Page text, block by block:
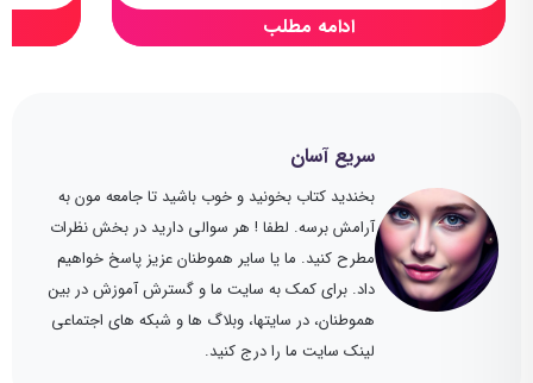
سریع آسان
بخندید کتاب بخونید و خوب باشید تا جامعه مون به
آرامش برسه. لطفا ! هر سوالی دارید در بخش نظرات
مطرح کنید. ما یا سایر هموطنان عزیز پاسخ خواهیم
داد. برای کمک به سایت ما و گسترش آموزش در بین
هموطنان، در سایتها، وبلاگ ها و شبکه های اجتماعی
لینک سایت ما را درج کنید.
ادامه مطلب